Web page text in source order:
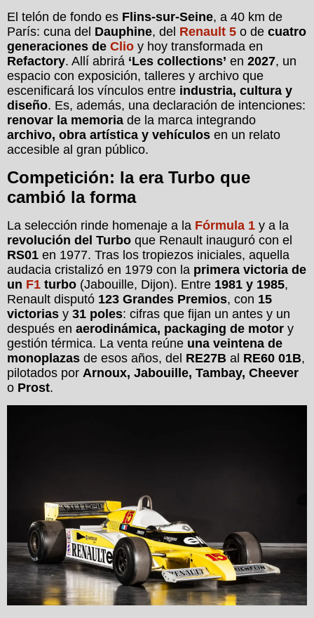
El telón de fondo es Flins-sur-Seine, a 40 km de
París: cuna del Dauphine, del Renault 5 o de cuatro
generaciones de Clio y hoy transformada en
Refactory. Allí abrirá ‘Les collections’ en 2027, un
espacio con exposición, talleres y archivo que
escenificará los vínculos entre industria, cultura y
diseño. Es, además, una declaración de intenciones:
renovar la memoria de la marca integrando
archivo, obra artística y vehículos en un relato
accesible al gran público.
Competición: la era Turbo que
cambió la forma
La selección rinde homenaje a la Fórmula 1 y a la
revolución del Turbo que Renault inauguró con el
RS01 en 1977. Tras los tropiezos iniciales, aquella
audacia cristalizó en 1979 con la primera victoria de
un F1 turbo (Jabouille, Dijon). Entre 1981 y 1985,
Renault disputó 123 Grandes Premios, con 15
victorias y 31 poles: cifras que fijan un antes y un
después en aerodinámica, packaging de motor y
gestión térmica. La venta reúne una veintena de
monoplazas de esos años, del RE27B al RE60 01B,
pilotados por Arnoux, Jabouille, Tambay, Cheever
o Prost.